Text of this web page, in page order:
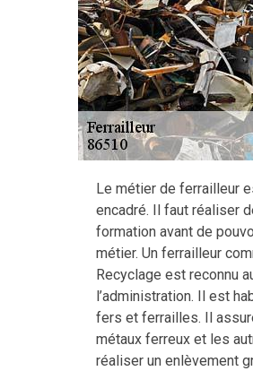
Le métier de ferrailleur
encadré. Il faut réaliser
formation avant de
métier. Un ferrailleur
Recyclage est reconnu
l’administration. Il est
fers et ferrailles. Il
métaux ferreux et les
réaliser un enlèvement